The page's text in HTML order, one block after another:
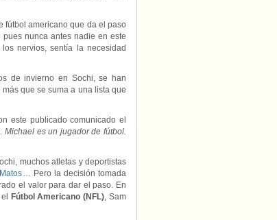
fútbol americano que da el paso
nunca antes nadie en este
nervios, sentía la necesidad
de invierno en Sochi, se han
que se suma a una lista que
este publicado comunicado el
Michael es un jugador de fútbol.
muchos atletas y deportistas
… Pero la decisión tomada
el valor para dar el paso. En
Fútbol Americano (NFL), Sam